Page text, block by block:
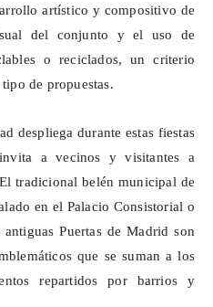
artístico y compositivo de
del conjunto y el uso de
o reciclados, un criterio
de propuestas.
despliega durante estas fiestas
a vecinos y visitantes a
tradicional belén municipal de
en el Palacio Consistorial o
Puertas de Madrid son
que se suman a los
repartidos por barrios y